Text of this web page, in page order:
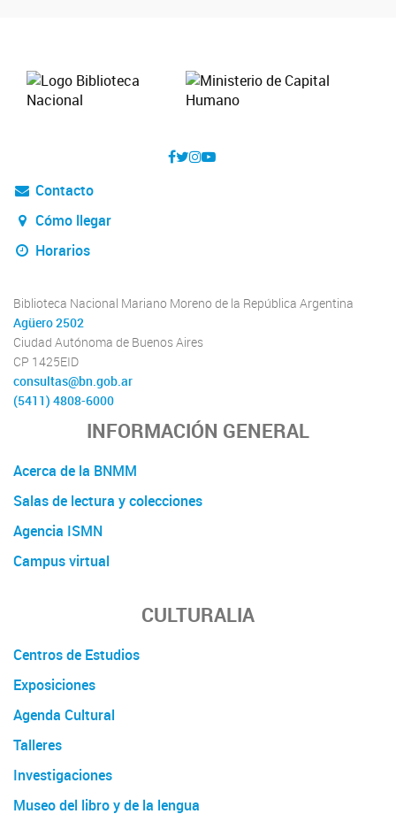
Contacto
Cómo llegar
Horarios
Biblioteca Nacional Mariano Moreno de la República Argentina
Agüero 2502
Ciudad Autónoma de Buenos Aires
CP 1425EID
consultas@bn.gob.ar
(5411) 4808-6000
INFORMACIÓN GENERAL
Acerca de la BNMM
Salas de lectura y colecciones
Agencia ISMN
Campus virtual
CULTURALIA
Centros de Estudios
Exposiciones
Agenda Cultural
Talleres
Investigaciones
Museo del libro y de la lengua